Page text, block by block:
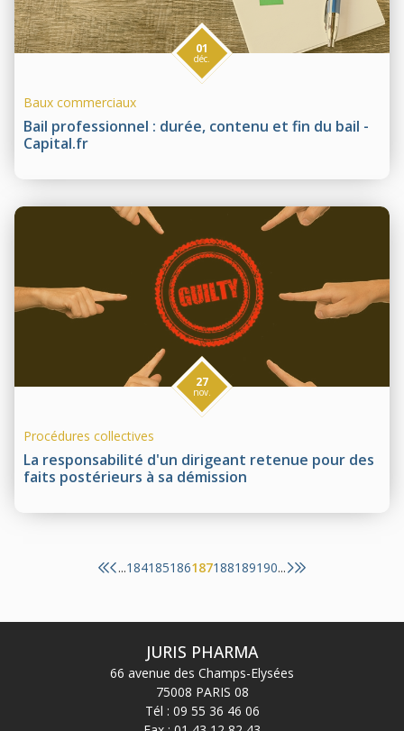
Bail professionnel : durée, contenu et fin du bail -
Capital.fr
01
déc.
Baux commerciaux
La responsabilité d'un dirigeant retenue pour des
faits postérieurs à sa démission
27
nov.
Procédures collectives
...184185186187188189190...
JURIS PHARMA
66 avenue des Champs-Elysées
75008 PARIS 08
Tél : 09 55 36 46 06